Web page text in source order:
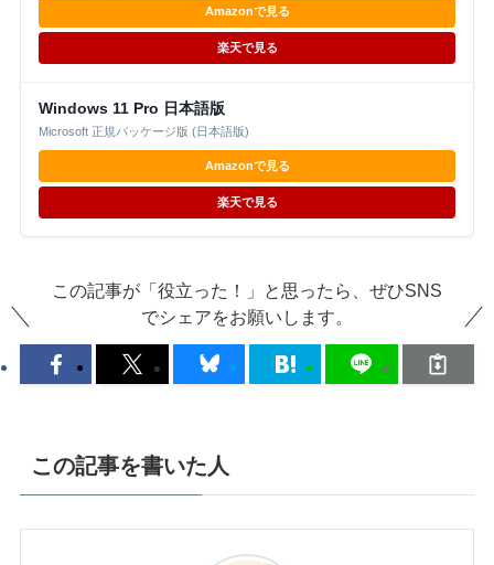
Amazonで見る
楽天で見る
Windows 11 Pro 日本語版
Microsoft 正規パッケージ版 (日本語版)
Amazonで見る
楽天で見る
この記事が「役立った！」と思ったら、ぜひSNS
でシェアをお願いします。
この記事を書いた人